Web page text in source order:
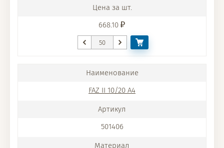
668.10
FAZ II 10/20 A4
501406